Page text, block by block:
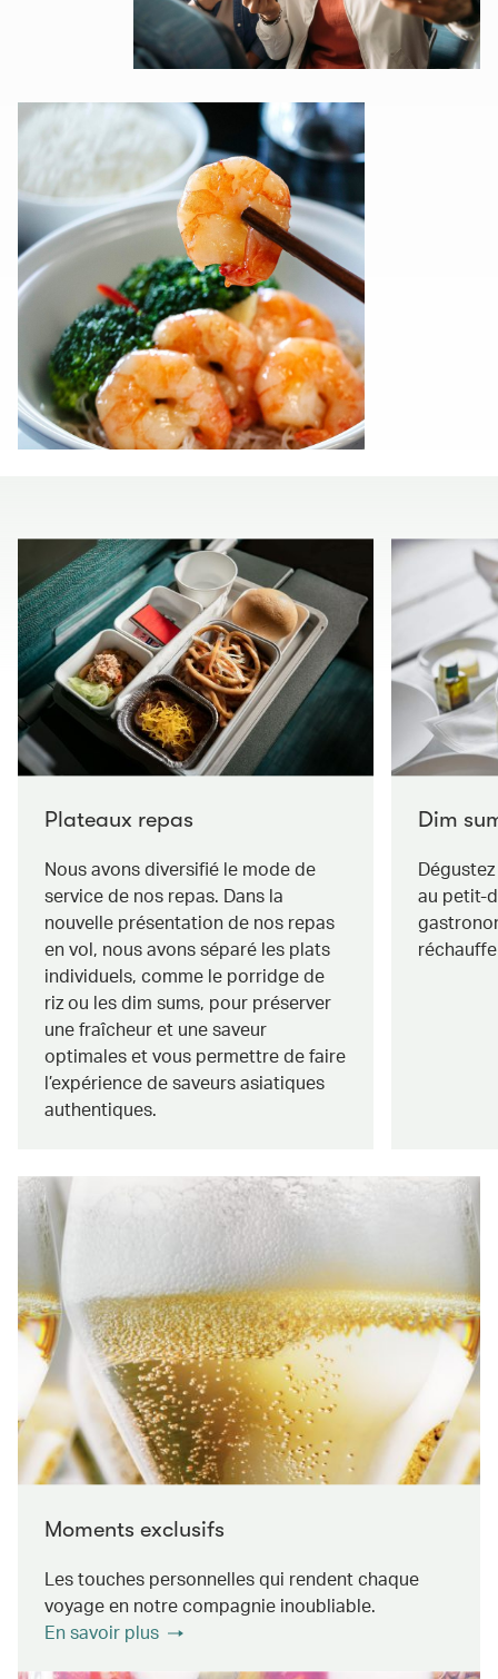
Plateaux repas
Nous avons diversifié le mode de
service de nos repas. Dans la
nouvelle présentation de nos repas
en vol, nous avons séparé les plats
individuels, comme le porridge de
riz ou les dim sums, pour préserver
une fraîcheur et une saveur
optimales et vous permettre de faire
l’expérience de saveurs asiatiques
authentiques.
Dim
au petit-
Moments exclusifs
Les touches personnelles qui rendent chaque
voyage en notre compagnie inoubliable.
En savoir plus